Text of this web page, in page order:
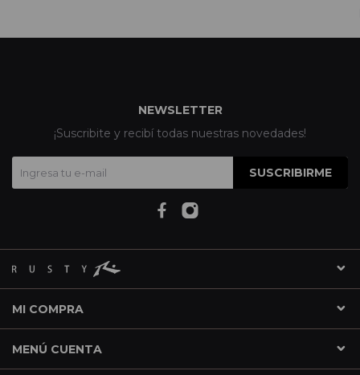
MI COMPRA
MENÚ CUENTA
NEWSLETTER
¡Suscribite y recibí todas nuestras novedades!
SUSCRIBIRME